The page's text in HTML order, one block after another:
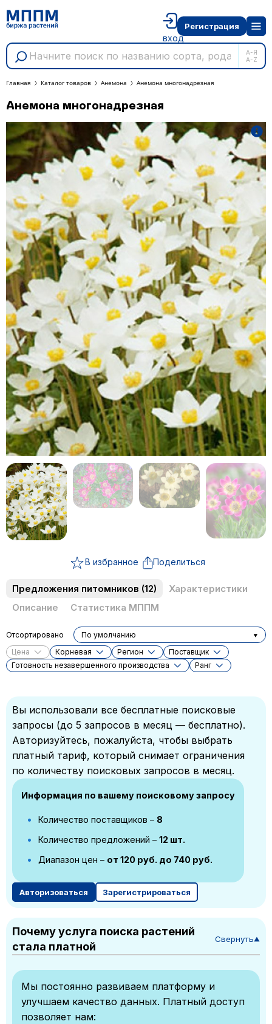
А-Я
A-Z
вход
Регистрация
Главная Каталог товаров Анемона Анемона многонадрезная
Анемона многонадрезная
В избранное Поделиться
Предложения питомников (12)
Характеристики
Описание
Статистика МППМ
Цена Корневая Регион
Поставщик
Готовность незавершенного производства
Ранг
Отсортировано По умолчанию
Вы использовали все бесплатные поисковые
запросы (до 5 запросов в месяц — бесплатно).
Авторизуйтесь, пожалуйста, чтобы выбрать
платный тариф, который снимает ограничения
по количеству поисковых запросов в месяц.
Информация по вашему поисковому запросу
Количество поставщиков – 8
Количество предложений – 12 шт.
Диапазон цен – от 120 руб. до 740 руб.
Авторизоваться Зарегистрироваться
Почему услуга поиска растений
стала платной
Свернуть▼
Мы постоянно развиваем платформу и
улучшаем качество данных. Платный доступ
позволяет нам: